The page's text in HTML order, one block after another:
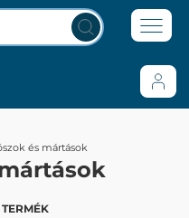
és mártások